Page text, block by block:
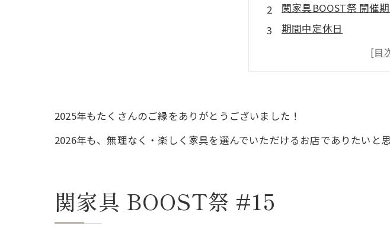
関家具BOOST祭 開催
期間中定休日
関家具BOOST祭 #15
a.depeche （ア・デペ
a.depeche・初売りセ
2025年もたくさんのご縁をありがとうございました！
2026年も、無理なく・楽しく家具を選んでいただけるお店でありたいと
関家具 BOOST祭 #15